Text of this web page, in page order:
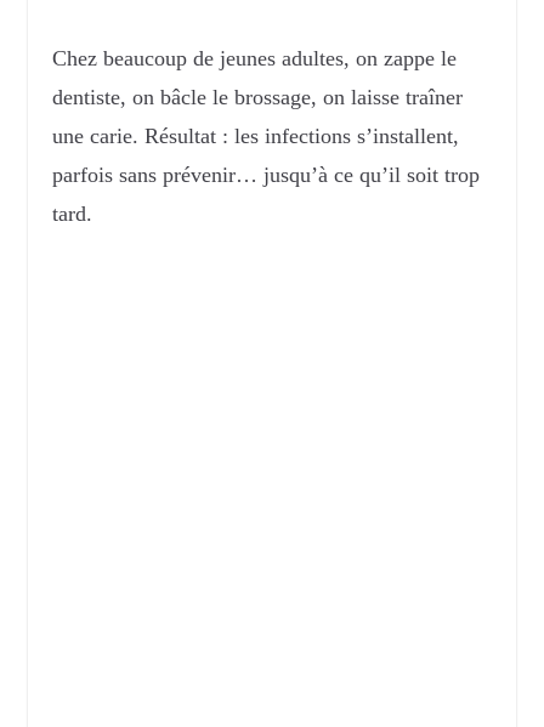
Chez beaucoup de jeunes adultes, on zappe le
dentiste, on bâcle le brossage, on laisse traîner
une carie. Résultat : les infections s’installent,
parfois sans prévenir… jusqu’à ce qu’il soit trop
tard.